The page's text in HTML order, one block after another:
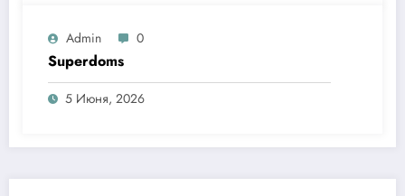
Admin 0
Superdoms
5 Июня, 2026